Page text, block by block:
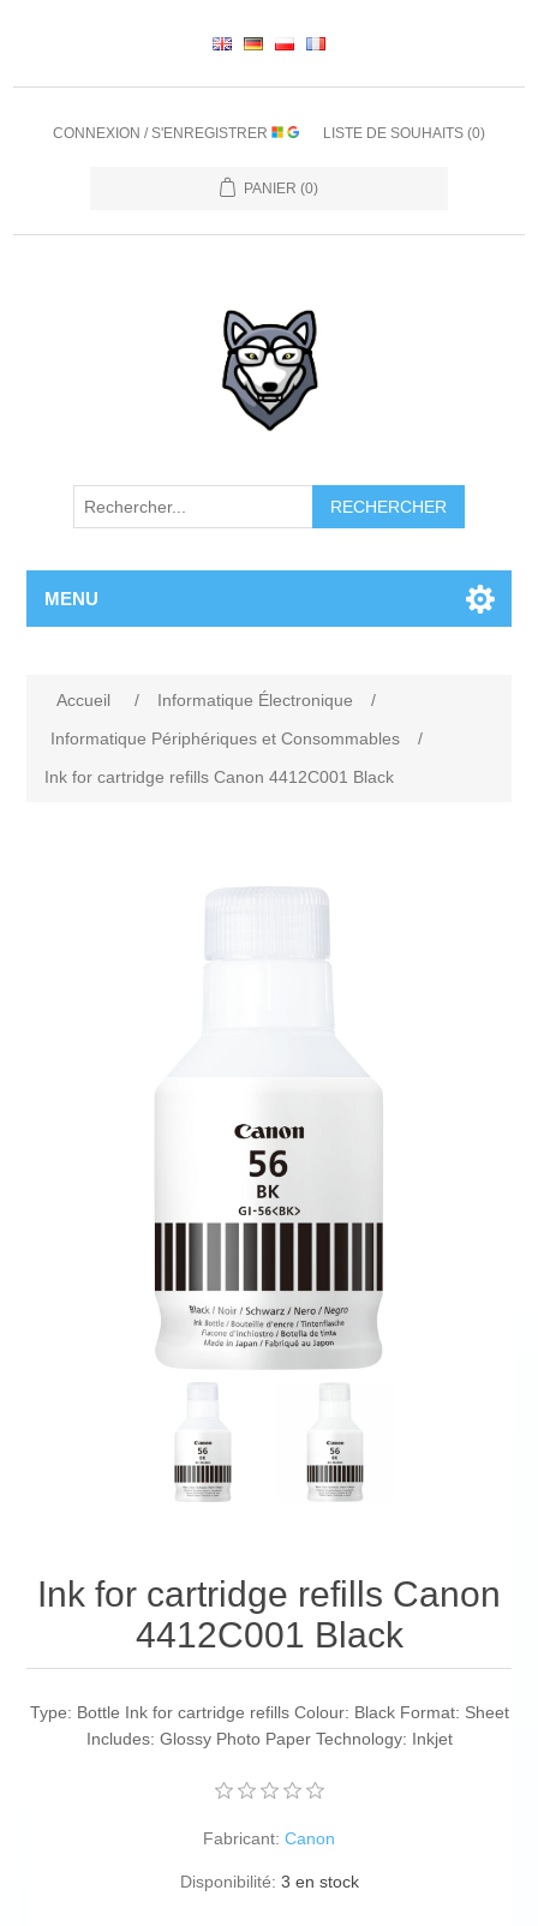
CONNEXION / S'ENREGISTRER LISTE DE SOUHAITS (0)
PANIER (0)
RECHERCHER
MENU
Accueil / Informatique Électronique
/
Informatique Périphériques et Consommables
/
Ink for cartridge refills Canon 4412C001 Black
Ink for cartridge refills Canon
4412C001 Black
Type: Bottle Ink for cartridge refills Colour: Black Format: Sheet
Includes: Glossy Photo Paper Technology: Inkjet
Fabricant: Canon
Disponibilité: 3 en stock